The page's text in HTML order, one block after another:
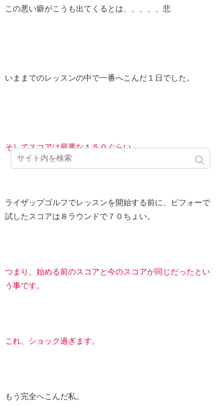
この悪い癖がこうも出てくるとは、、、、、悲
いままでのレッスンの中で一番へこんだ１日でした。
そしてスコアは最悪な１５０ぐらい、、、、。
ライザップゴルフでレッスンを開始する前に、ビフォーで
試したスコアは８ラウンドで７０ちょい。
つまり、始める前のスコアと今のスコアが同じだったとい
う事です。
これ、ショック過ぎます。
もう完全へこんだ私。